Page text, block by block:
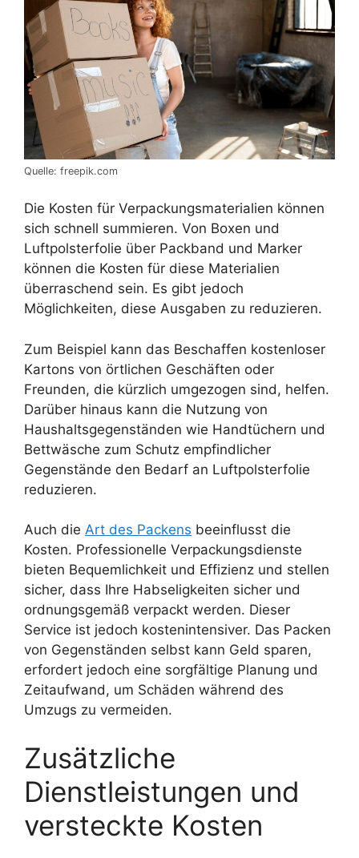
Quelle: freepik.com
Die Kosten für Verpackungsmaterialien können
sich schnell summieren. Von Boxen und
Luftpolsterfolie über Packband und Marker
können die Kosten für diese Materialien
überraschend sein. Es gibt jedoch
Möglichkeiten, diese Ausgaben zu reduzieren.
Zum Beispiel kann das Beschaffen kostenloser
Kartons von örtlichen Geschäften oder
Freunden, die kürzlich umgezogen sind, helfen.
Darüber hinaus kann die Nutzung von
Haushaltsgegenständen wie Handtüchern und
Bettwäsche zum Schutz empfindlicher
Gegenstände den Bedarf an Luftpolsterfolie
reduzieren.
Auch die Art des Packens beeinflusst die
Kosten. Professionelle Verpackungsdienste
bieten Bequemlichkeit und Effizienz und stellen
sicher, dass Ihre Habseligkeiten sicher und
ordnungsgemäß verpackt werden. Dieser
Service ist jedoch kostenintensiver. Das Packen
von Gegenständen selbst kann Geld sparen,
erfordert jedoch eine sorgfältige Planung und
Zeitaufwand, um Schäden während des
Umzugs zu vermeiden.
Zusätzliche
Dienstleistungen und
versteckte Kosten